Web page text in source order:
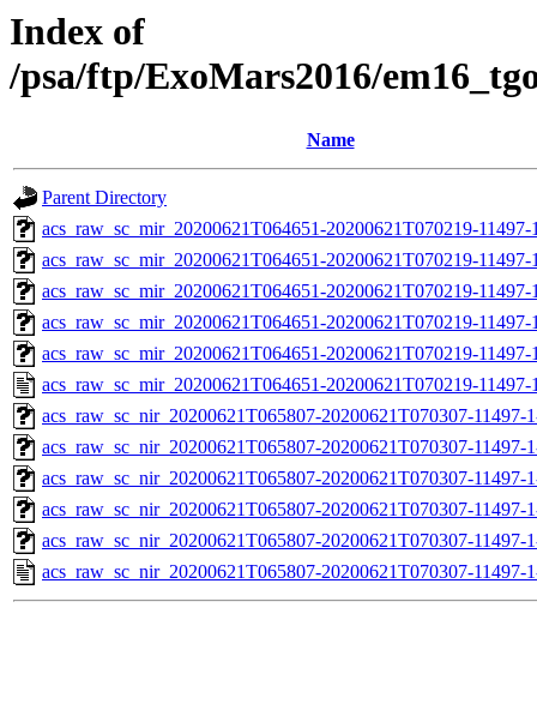
Index of
/psa/ftp/ExoMars2016/
Name
Parent Directory
acs_raw_sc_mir_20200621T064651-20200621T070219-
acs_raw_sc_mir_20200621T064651-20200621T070219-
acs_raw_sc_mir_20200621T064651-20200621T070219-
acs_raw_sc_mir_20200621T064651-20200621T070219-11497-
acs_raw_sc_mir_20200621T064651-20200621T070219-
acs_raw_sc_mir_20200621T064651-20200621T070219-
acs_raw_sc_nir_20200621T065807-20200621T070307-11497-
acs_raw_sc_nir_20200621T065807-20200621T070307-11497-
acs_raw_sc_nir_20200621T065807-20200621T070307-11497-
acs_raw_sc_nir_20200621T065807-20200621T070307-11497-
acs_raw_sc_nir_20200621T065807-20200621T070307-11497-
acs_raw_sc_nir_20200621T065807-20200621T070307-11497-